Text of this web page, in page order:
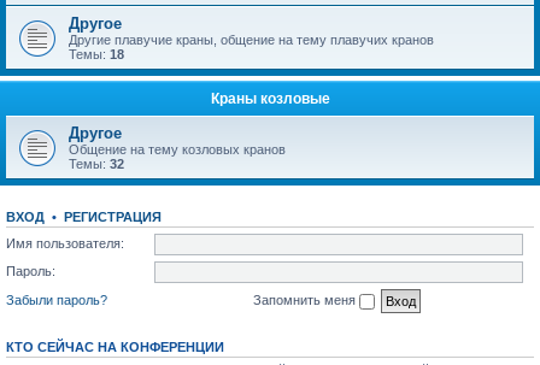
Другое
Другие плавучие краны, общение на тему плавучих кранов
Темы: 18
Краны козловые
Другое
Общение на тему козловых кранов
Темы: 32
ВХОД • РЕГИСТРАЦИЯ
Имя пользователя:
Пароль:
Забыли пароль?
Запомнить меня
КТО СЕЙЧАС НА КОНФЕРЕНЦИИ